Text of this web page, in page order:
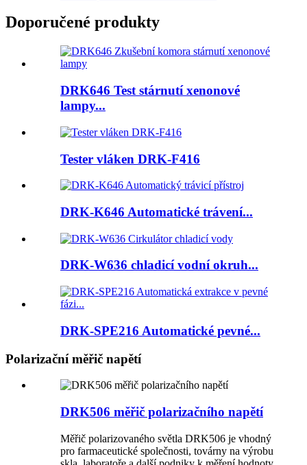
Doporučené produkty
DRK646 Test stárnutí xenonové
lampy...
Tester vláken DRK-F416
DRK-K646 Automatické trávení...
DRK-W636 chladicí vodní okruh...
DRK-SPE216 Automatické pevné...
Polarizační měřič napětí
DRK506 měřič polarizačního napětí
Měřič polarizovaného světla DRK506 je vhodný
pro farmaceutické společnosti, továrny na výrobu